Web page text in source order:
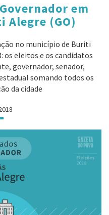
em
Alegre (GO)
no município de Buriti
os eleitos e os candidatos
governador, senador,
somando todos os
da cidade